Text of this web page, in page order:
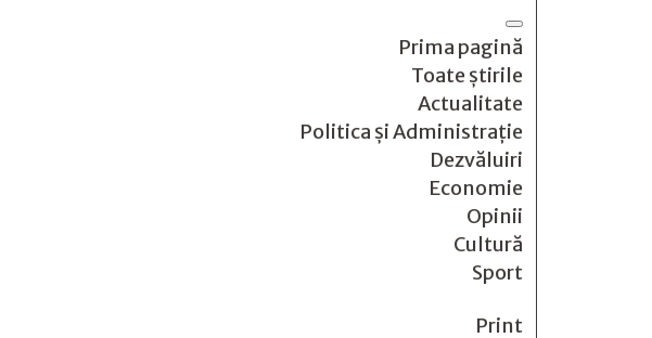
Prima pagină
Toate știrile
Actualitate
Politica și Administrație
Dezvăluiri
Economie
Opinii
Cultură
Sport
Print